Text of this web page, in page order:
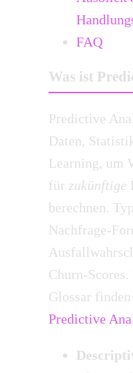
FAQ
Was ist
Predictive
Daten,
Learning, um
für zukünftige
berechnen.
Nachfrage-
Churn-
Glossar finden
Predictive